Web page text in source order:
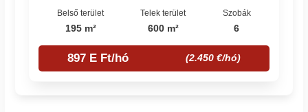
Belső terület
195 m²
Telek terület
600 m²
Szobák
6
897 E Ft/hó (2.450 €/hó)